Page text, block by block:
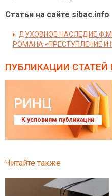
Статьи на сайте sibac.info
ДУХОВНОЕ НАСЛЕДИЕ
РОМАНА «ПРЕСТУПЛЕНИЕ И
ПУБЛИКАЦИИ СТАТЕЙ
РИНЦ
К условиям публикации
Читайте также